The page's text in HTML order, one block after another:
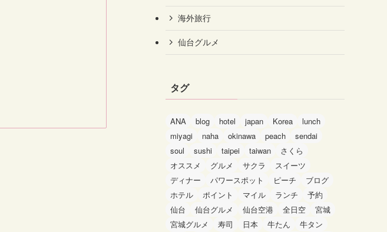
海外旅行
仙台グルメ
タグ
ANA blog hotel japan Korea
lunch
miyagi
naha okinawa peach
sendai
soul
sushi taipei taiwan
さくら
オススメ
グルメ サクラ
スイーツ
ディナー
パワースポット ピーチ
ブログ
ホテル
ポイント マイル ランチ
予約
仙台
仙台グルメ 仙台空港 全日空
宮城
宮城グルメ
寿司 日本 牛たん
牛タン